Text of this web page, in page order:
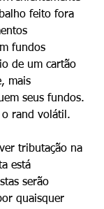
feito fora
fundos
de um cartão
mais
seus fundos.
o rand volátil.
tributação na
está
serão
quaisquer